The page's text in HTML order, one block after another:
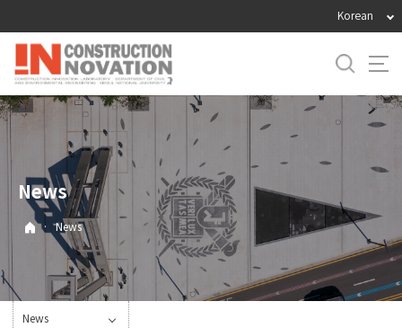
로
메
뉴
Korean
News
· News
News